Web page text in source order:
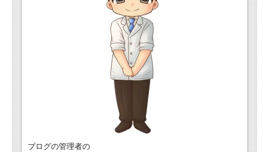
ブログの管理者の